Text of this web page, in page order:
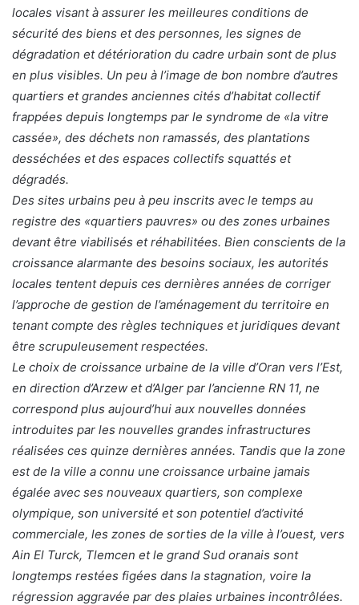
locales visant à assurer les meilleures conditions de
sécurité des biens et des personnes, les signes de
dégradation et détérioration du cadre urbain sont de plus
en plus visibles. Un peu à l’image de bon nombre d’autres
quartiers et grandes anciennes cités d’habitat collectif
frappées depuis longtemps par le syndrome de «la vitre
cassée», des déchets non ramassés, des plantations
desséchées et des espaces collectifs squattés et
dégradés.
Des sites urbains peu à peu inscrits avec le temps au
registre des «quartiers pauvres» ou des zones urbaines
devant être viabilisés et réhabilitées. Bien conscients de la
croissance alarmante des besoins sociaux, les autorités
locales tentent depuis ces dernières années de corriger
l’approche de gestion de l’aménagement du territoire en
tenant compte des règles techniques et juridiques devant
être scrupuleusement respectées.
Le choix de croissance urbaine de la ville d’Oran vers l’Est,
en direction d’Arzew et d’Alger par l’ancienne RN 11, ne
correspond plus aujourd’hui aux nouvelles données
introduites par les nouvelles grandes infrastructures
réalisées ces quinze dernières années. Tandis que la zone
est de la ville a connu une croissance urbaine jamais
égalée avec ses nouveaux quartiers, son complexe
olympique, son université et son potentiel d’activité
commerciale, les zones de sorties de la ville à l’ouest, vers
Ain El Turck, Tlemcen et le grand Sud oranais sont
longtemps restées figées dans la stagnation, voire la
régression aggravée par des plaies urbaines incontrôlées.